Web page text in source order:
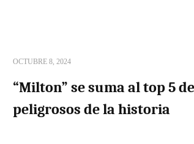
OCTUBRE 8, 2024
“Milton” se suma al top 5
peligrosos de la historia